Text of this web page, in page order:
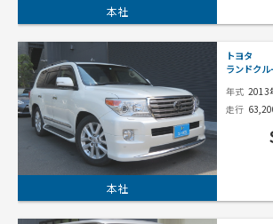
本社
本社
トヨタ
ランドク
年式 2013
走行